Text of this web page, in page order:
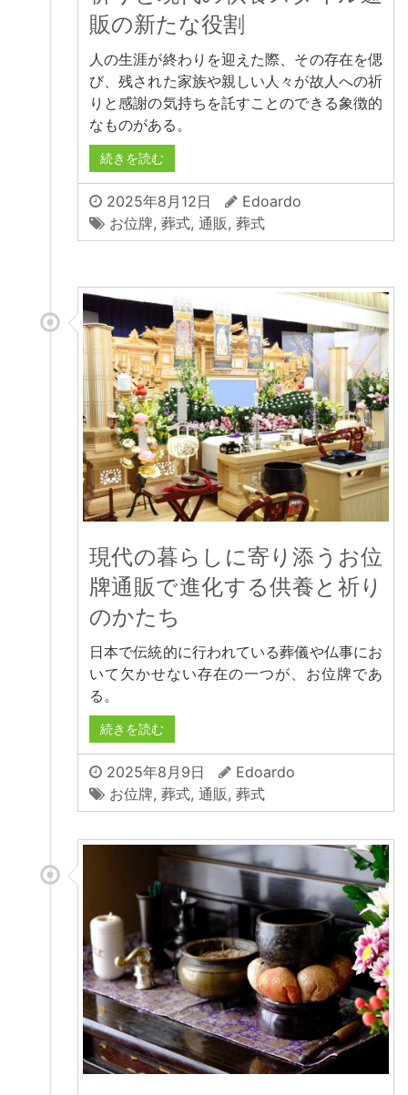
販の新たな役割
人の生涯が終わりを迎えた際、その存在を偲
び、残された家族や親しい人々が故人への祈
りと感謝の気持ちを託すことのできる象徴的
なものがある。
続きを読む
2025年8月12日
Edoardo
お位牌, 葬式, 通販, 葬式
現代の暮らしに寄り添うお位
牌通販で進化する供養と祈り
のかたち
日本で伝統的に行われている葬儀や仏事にお
いて欠かせない存在の一つが、お位牌であ
る。
続きを読む
2025年8月9日
Edoardo
お位牌, 葬式, 通販, 葬式